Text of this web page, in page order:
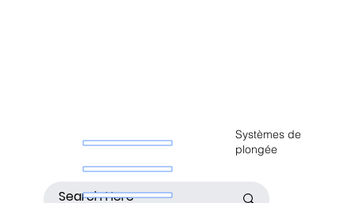
Systèmes de
plongée